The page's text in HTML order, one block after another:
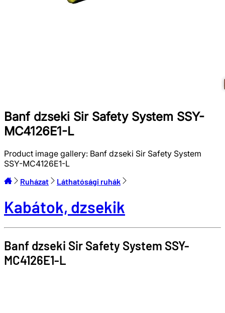
Banf dzseki Sir Safety System SSY-
MC4126E1-L
Product image gallery: Banf dzseki Sir Safety System
SSY-MC4126E1-L
Ruházat Láthatósági ruhák
Kabátok, dzsekik
Banf dzseki Sir Safety System SSY-
MC4126E1-L